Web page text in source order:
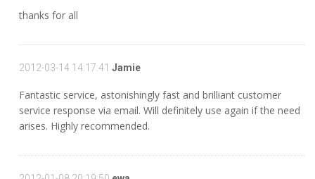
thanks for all
2012-03-14 14:17:41 Jamie
Fantastic service, astonishingly fast and brilliant customer
service response via email. Will definitely use again if the need
arises. Highly recommended.